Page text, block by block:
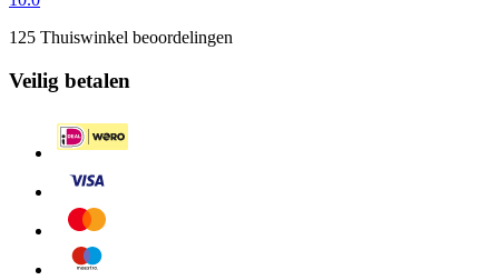
125 Thuiswinkel beoordelingen
Veilig betalen